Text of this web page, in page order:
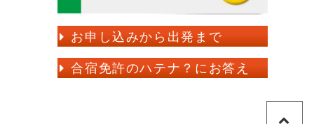
242,000円
税込266,200円
部屋定員
男性
宇都宮市下岡本町2109-4
028-673-5151(学校にて対
お申し込みから出発まで
合宿免許のハテナ？にお答え